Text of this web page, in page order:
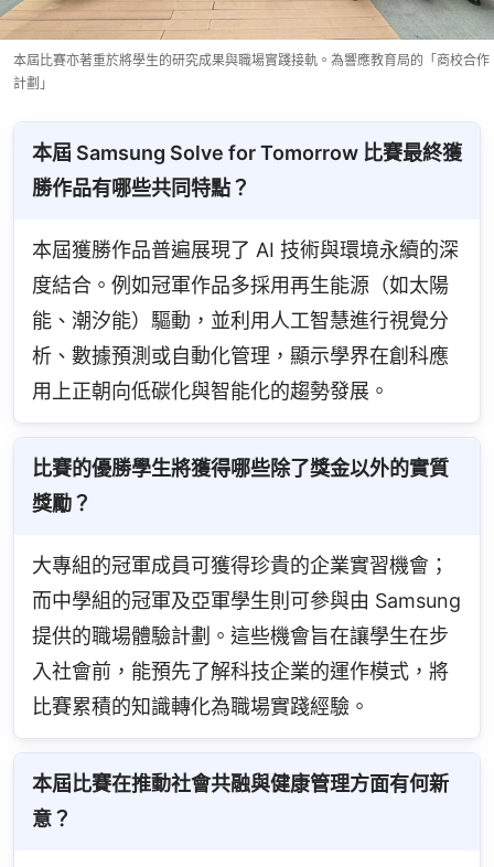
本屆比賽亦著重於將學生的研究成果與職場實踐接軌。為響應教育局的「商校合作
計劃」
本屆 Samsung Solve for Tomorrow 比賽最終獲
勝作品有哪些共同特點？
本屆獲勝作品普遍展現了 AI 技術與環境永續的深
度結合。例如冠軍作品多採用再生能源（如太陽
能、潮汐能）驅動，並利用人工智慧進行視覺分
析、數據預測或自動化管理，顯示學界在創科應
用上正朝向低碳化與智能化的趨勢發展。
比賽的優勝學生將獲得哪些除了獎金以外的實質
獎勵？
大專組的冠軍成員可獲得珍貴的企業實習機會；
而中學組的冠軍及亞軍學生則可參與由 Samsung
提供的職場體驗計劃。這些機會旨在讓學生在步
入社會前，能預先了解科技企業的運作模式，將
比賽累積的知識轉化為職場實踐經驗。
本屆比賽在推動社會共融與健康管理方面有何新
意？